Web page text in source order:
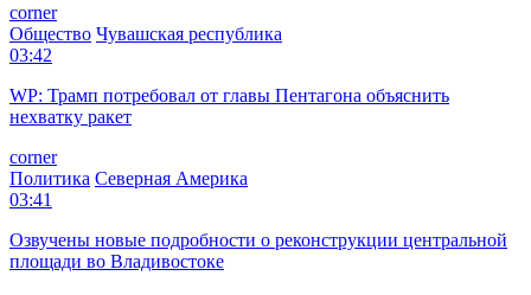
corner
Общество Чувашская республика
03:42
WP: Трамп потребовал от главы Пентагона объяснить
нехватку ракет
corner
Политика Северная Америка
03:41
Озвучены новые подробности о реконструкции центральной
площади во Владивостоке